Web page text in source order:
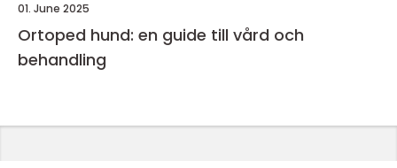
01. June 2025
Ortoped hund: en guide till vård och
behandling